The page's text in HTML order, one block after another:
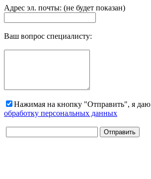
Адрес эл. почты: (не будет показан)
Ваш вопрос специалисту:
Нажимая на кнопку "Отправить", я даю
обработку персональных данных